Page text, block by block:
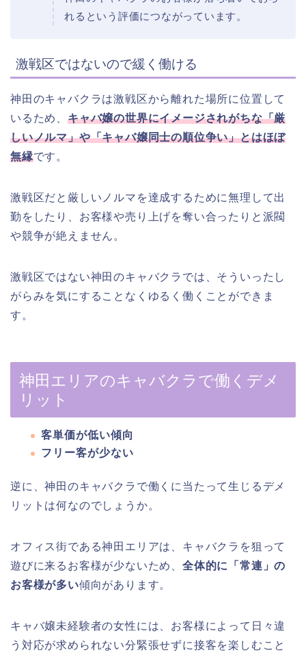
れるという評価につながっています。
激戦区ではないので緩く働ける
神田のキャバクラは激戦区から離れた場所に位置して
いるため、 キャバ嬢の世界にイメージされがちな「厳
しいノルマ」や「キャバ嬢同士の順位争い」とはほぼ
無縁です。
激戦区だと厳しいノルマを達成するために無理して出
勤をしたり、お客様や売り上げを奪い合ったりと派閥
や競争が絶えません。
激戦区ではない神田のキャバクラでは、そういったし
がらみを気にすることなくゆるく働くことができま
す。
神田エリアのキャバクラで働くデメ
リット
客単価が低い傾向
フリー客が少ない
逆に、神田のキャバクラで働くに当たって生じるデメ
リットは何なのでしょうか。
オフィス街である神田エリアは、キャバクラを狙って
遊びに来るお客様が少ないため、 全体的に「常連」の
お客様が多い傾向があります。
キャバ嬢未経験者の女性には、お客様によって日々違
う対応が求められない分緊張せずに接客を楽しむこと